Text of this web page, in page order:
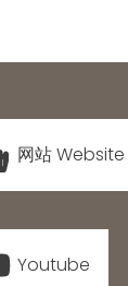
网站 Website
Youtube